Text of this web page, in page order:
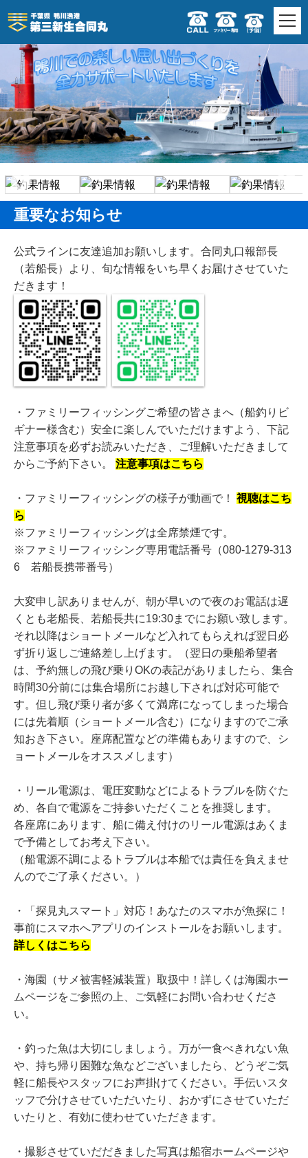
重要なお知らせ
公式ラインに友達追加お願いします。合同丸口報部長
（若船長）より、旬な情報をいち早くお届けさせていた
だきます！
・ファミリーフィッシングご希望の皆さまへ（船釣りビ
ギナー様含む）安全に楽しんでいただけますよう、下記
注意事項を必ずお読みいただき、ご理解いただきまして
からご予約下さい。 注意事項はこちら
・ファミリーフィッシングの様子が動画で！ 視聴はこち
ら
※ファミリーフィッシングは全席禁煙です。
※ファミリーフィッシング専用電話番号（080-1279-313
6 若船長携帯番号）
大変申し訳ありませんが、朝が早いので夜のお電話は遅
くとも老船長、若船長共に19:30までにお願い致します。
それ以降はショートメールなど入れてもらえれば翌日必
ず折り返しご連絡差し上げます。（翌日の乗船希望者
は、予約無しの飛び乗りOKの表記がありましたら、集合
時間30分前には集合場所にお越し下されば対応可能で
す。但し飛び乗り者が多くて満席になってしまった場合
には先着順（ショートメール含む）になりますのでご承
知おき下さい。座席配置などの準備もありますので、シ
ョートメールをオススメします）
・リール電源は、電圧変動などによるトラブルを防ぐた
め、各自で電源をご持参いただくことを推奨します。
各座席にあります、船に備え付けのリール電源はあくま
で予備としてお考え下さい。
（船電源不調によるトラブルは本船では責任を負えませ
んのでご了承ください。）
・「探見丸スマート」対応！あなたのスマホが魚探に！
事前にスマホへアプリのインストールをお願いします。
詳しくはこちら
・海園（サメ被害軽減装置）取扱中！詳しくは海園ホー
ムページをご参照の上、ご気軽にお問い合わせくださ
い。
・釣った魚は大切にしましょう。万が一食べきれない魚
や、持ち帰り困難な魚などございましたら、どうぞご気
軽に船長やスタッフにお声掛けてください。手伝いスタ
ッフで分けさせていただいたり、おかずにさせていただ
いたりと、有効に使わせていただきます。
・撮影させていだだきました写真は船宿ホームページや